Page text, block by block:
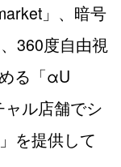
」、暗号
360度自由視
る「αU
ル店舗でシ
を提供して